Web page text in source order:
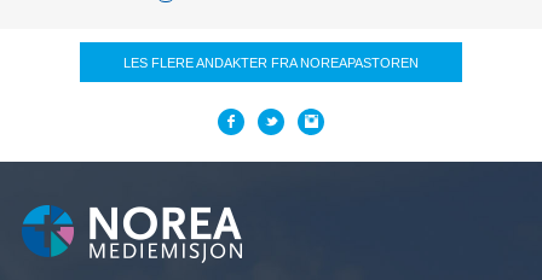
LES FLERE ANDAKTER FRA NOREAPASTOREN